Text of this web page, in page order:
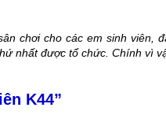
chơi cho các em sinh viên,
nhất được tổ chức. Chính vì
K44”